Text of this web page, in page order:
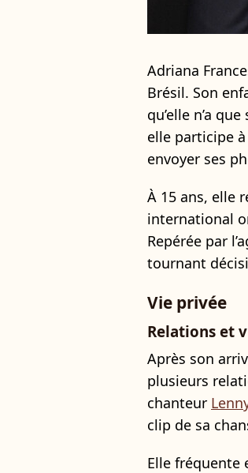
Adriana
Brésil. Son
qu’elle n’a
elle participe
envoyer ses
À 15 ans, elle
international
Repérée par
tournant
Vie privée
Relations et
Après son
plusieurs
chanteur
clip de sa
Elle fréquente